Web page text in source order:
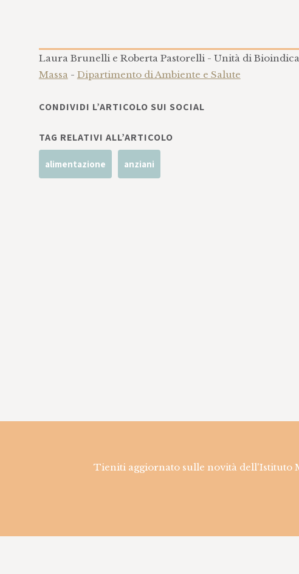
Laura Brunelli e Roberta Pastorelli - Unità di
Massa- Dipartimento di Ambiente e Salute
CONDIVIDI L’ARTICOLO SUI SOCIAL
TAG RELATIVI ALL’ARTICOLO
alimentazione anziani
Tieniti aggiornato sulle novità dell'Istituto